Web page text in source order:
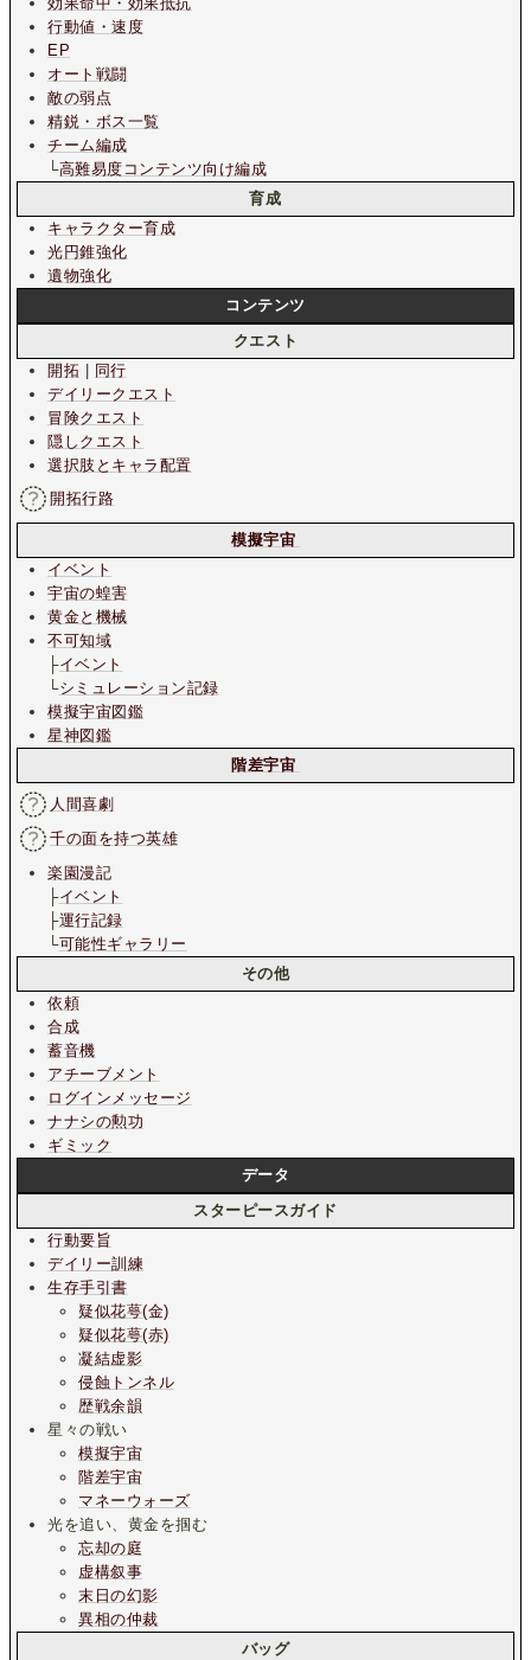
行動値・速度
EP
オート戦闘
敵の弱点
精鋭・ボス一覧
チーム編成
└高難易度コンテンツ向け編成
育成
キャラクター育成
光円錐強化
遺物強化
コンテンツ
クエスト
開拓
同行
デイリークエスト
冒険クエスト
隠しクエスト
選択肢とキャラ配置
開拓行路
模擬宇宙
イベント
宇宙の蝗害
黄金と機械
不可知域
├イベント
└シミュレーション記録
模擬宇宙図鑑
星神図鑑
階差宇宙
人間喜劇
千の面を持つ英雄
楽園漫記
├イベント
├運行記録
└可能性ギャラリー
その他
依頼
合成
蓄音機
アチーブメント
ログインメッセージ
ナナシの勲功
ギミック
データ
スターピースガイド
行動要旨
デイリー訓練
生存手引書
疑似花萼(金)
疑似花萼(赤)
凝結虚影
侵蝕トンネル
歴戦余韻
星々の戦い
模擬宇宙
階差宇宙
マネーウォーズ
光を追い、黄金を掴む
忘却の庭
虚構叙事
末日の幻影
異相の仲裁
バッグ